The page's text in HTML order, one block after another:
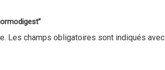
Les champs obligatoires sont indiqués avec